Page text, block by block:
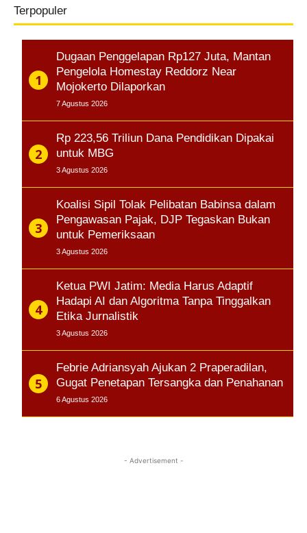
Terpopuler
Dugaan Penggelapan Rp127 Juta, Mantan
Pengelola Homestay Reddorz Near
Mojokerto Dilaporkan
7 Agustus 2026
Rp 223,56 Triliun Dana Pendidikan Dipakai
untuk MBG
3 Agustus 2026
Koalisi Sipil Tolak Pelibatan Babinsa dalam
Pengawasan Pajak, DJP Tegaskan Bukan
untuk Pemeriksaan
3 Agustus 2026
Ketua PWI Jatim: Media Harus Adaptif
Hadapi AI dan Algoritma Tanpa Tinggalkan
Etika Jurnalistik
3 Agustus 2026
Febrie Adriansyah Ajukan 2 Praperadilan,
Gugat Penetapan Tersangka dan Penahanan
6 Agustus 2026
- Advertisement -